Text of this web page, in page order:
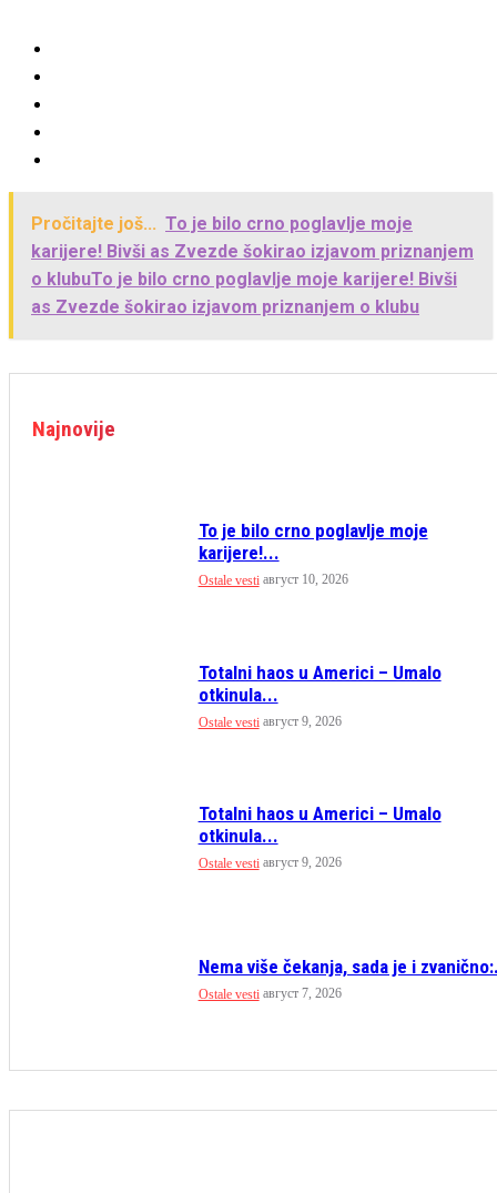
Pročitajte još... To je bilo crno poglavlje moje
karijere! Bivši as Zvezde šokirao izjavom priznanjem
o klubuTo je bilo crno poglavlje moje karijere! Bivši
as Zvezde šokirao izjavom priznanjem o klubu
Najnovije
To je bilo crno poglavlje moje
karijere!...
Ostale vesti август 10, 2026
Totalni haos u Americi – Umalo
otkinula...
Ostale vesti август 9, 2026
Totalni haos u Americi – Umalo
otkinula...
Ostale vesti август 9, 2026
Nema više čekanja, sada je i
Ostale vesti август 7, 2026